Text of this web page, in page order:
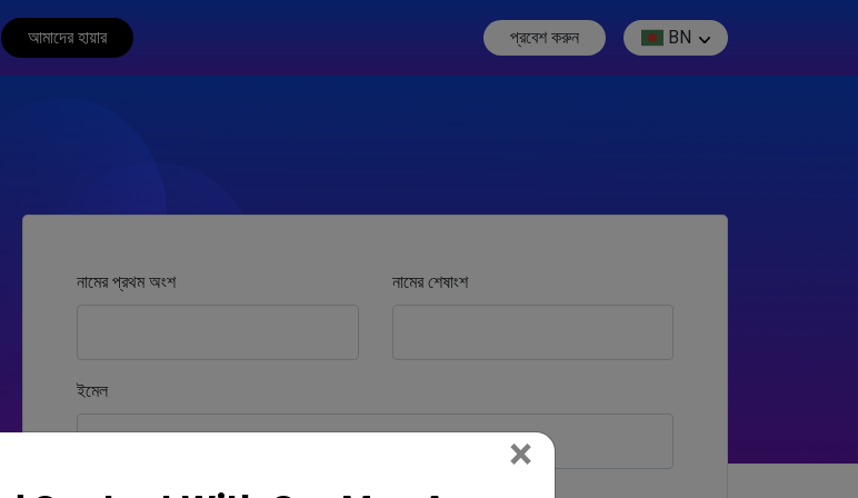
আমাদের হায়ার প্রবেশ করুন BN
নামের প্রথম অংশ নামের শেষাংশ
ইমেল
× Close